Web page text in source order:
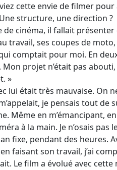
cette envie de filmer
structure, une direction ?
de cinéma, il fallait
travail, ses coupes de
comptait pour moi. En
projet n’était pas
»
lui était très mauvaise. On
je pensais tout de
Même en m’émancipant,
à la main. Je n’osais
fixe, pendant des heures.
faisant son travail, j’ai
Le film a évolué avec